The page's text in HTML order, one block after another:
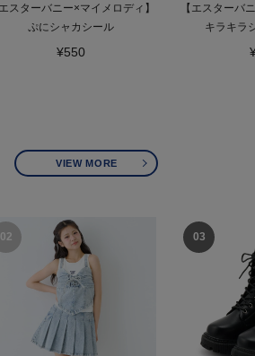
VIEW MORE
エスターバニー×マイメロディ】
ぷにシャカシール
¥550
【エスターバ
キラキラ